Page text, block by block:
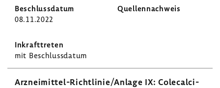
08.11.2022
mit Beschluss­datum
Arzneimittel-​Richtlinie/Anlage IX: Cole­cal­ci­